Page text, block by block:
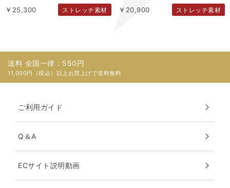
￥25,300 ストレッチ素材 ￥20,900 ストレッチ素材
送料 全国一律：550円
11,000円（税込）以上お買上げで送料無料
ご利用ガイド
Q＆A
ECサイト説明動画